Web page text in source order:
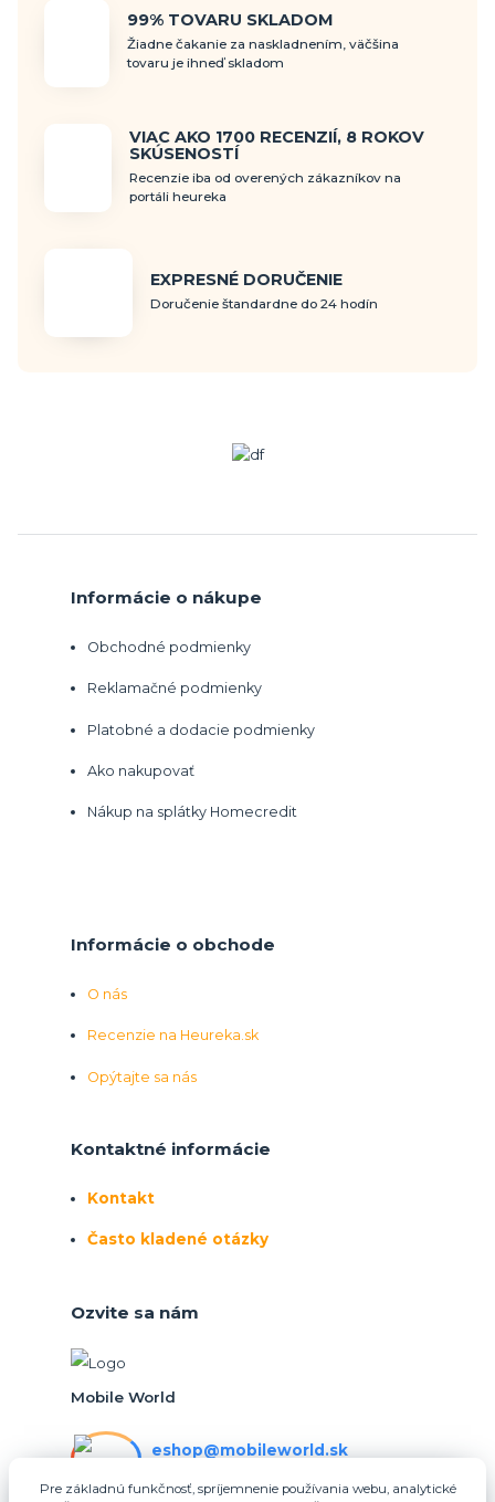
99% TOVARU SKLADOM
Žiadne čakanie za naskladnením, väčšina
tovaru je ihneď skladom
VIAC AKO 1700 RECENZIÍ, 8 ROKOV
SKÚSENOSTÍ
Recenzie iba od overených zákazníkov na
portáli heureka
EXPRESNÉ DORUČENIE
Doručenie štandardne do 24 hodín
Informácie o nákupe
Obchodné podmienky
Reklamačné podmienky
Platobné a dodacie podmienky
Ako nakupovať
Nákup na splátky Homecredit
Informácie o obchode
O nás
Recenzie na Heureka.sk
Opýtajte sa nás
Kontaktné informácie
Kontakt
Často kladené otázky
Ozvite sa nám
Mobile World
eshop@mobileworld.sk
Pre základnú funkčnosť, spríjemnenie používania webu, analytické